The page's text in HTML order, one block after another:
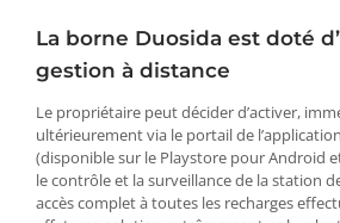
La borne Duosida est doté
gestion à distance
Le propriétaire peut décider d’activer,
ultérieurement via le portail de
(disponible sur le Playstore pour Android
le contrôle et la surveillance de la station
accès complet à toutes les recharges